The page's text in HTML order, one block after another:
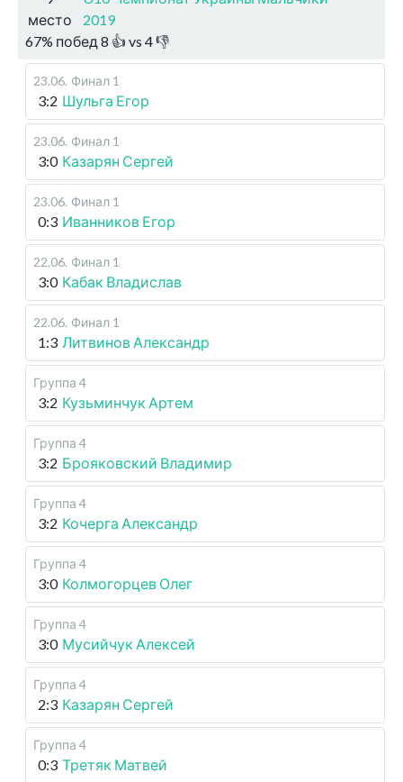
место
2019
67% побед 8 👍 vs 4👎
23.06. Финал 1
3:2 Шульга Егор
23.06. Финал 1
3:0 Казарян Сергей
23.06. Финал 1
0:3 Иванников Егор
22.06. Финал 1
3:0 Кабак Владислав
22.06. Финал 1
1:3 Литвинов Александр
Группа 4
3:2 Кузьминчук Артем
Группа 4
3:2 Брояковский Владимир
Группа 4
3:2 Кочерга Александр
Группа 4
3:0 Колмогорцев Олег
Группа 4
3:0 Мусийчук Алексей
Группа 4
2:3 Казарян Сергей
Группа 4
0:3 Третяк Матвей